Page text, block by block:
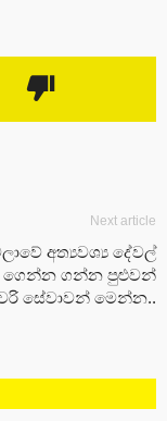
Next article
අත්‍යවශ්‍ය දේවල්
ගෙන්න ගන්න පුළුවන්
සේවාවන් මෙන්න..